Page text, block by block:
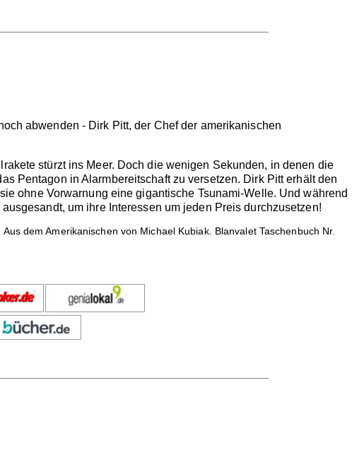
abwenden - Dirk Pitt, der Chef der amerikanischen
stürzt ins Meer. Doch die wenigen Sekunden, in denen die
Pentagon in Alarmbereitschaft zu versetzen. Dirk Pitt erhält den
ohne Vorwarnung eine gigantische Tsunami-Welle. Und während
um ihre Interessen um jeden Preis durchzusetzen!
dem Amerikanischen von Michael Kubiak. Blanvalet Taschenbuch Nr.